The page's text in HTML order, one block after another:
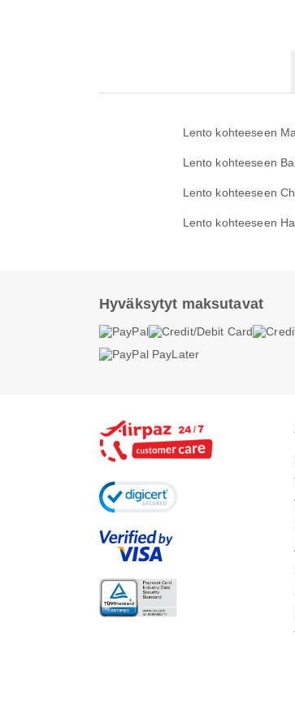
Lento kohteeseen
Lento kohteeseen
Lento kohteeseen
Lento kohteeseen
Hyväksytyt maksutavat